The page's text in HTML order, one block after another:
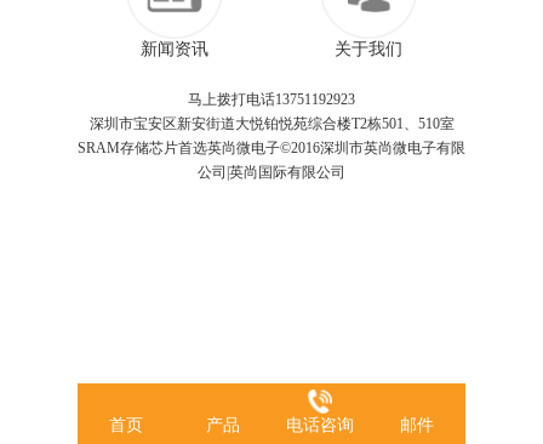
新闻资讯 关于我们
马上拨打电话13751192923
深圳市宝安区新安街道大悦铂悦苑综合楼T2栋501、510室
SRAM存储芯片首选英尚微电子©2016深圳市英尚微电子有限
公司|英尚国际有限公司
首页 产品 电话咨询 邮件